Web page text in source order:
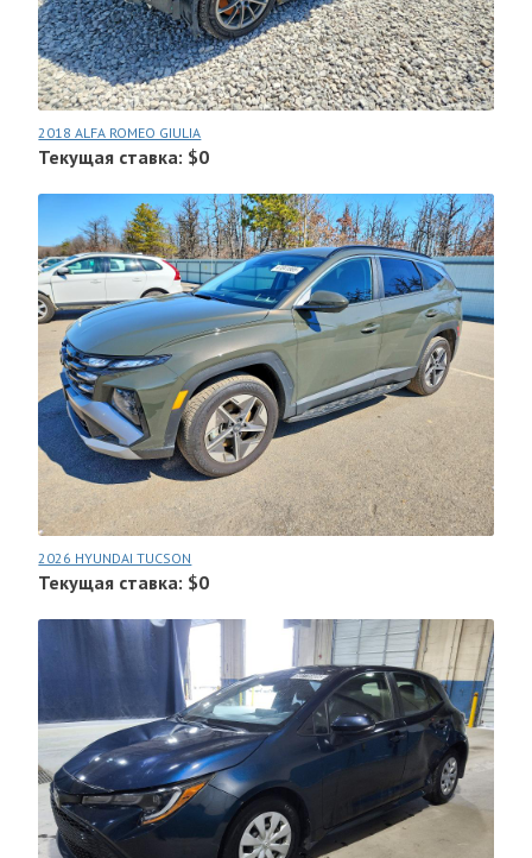
2018 ALFA ROMEO GIULIA
Текущая ставка: $0
2026 HYUNDAI TUCSON
Текущая ставка: $0